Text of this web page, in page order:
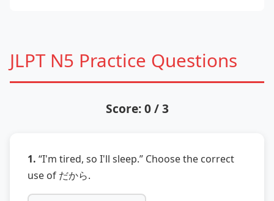
JLPT N5 Practice Questions
Score: 0 / 3
1. “I'm tired, so I'll sleep.” Choose the correct
use of だから.